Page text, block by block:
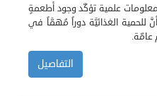
علمية تؤكّد وجود أطعمةٍ
للحمية الغذائيَّة دوراً مُهمَّاً في
عامّة.
التفاصيل